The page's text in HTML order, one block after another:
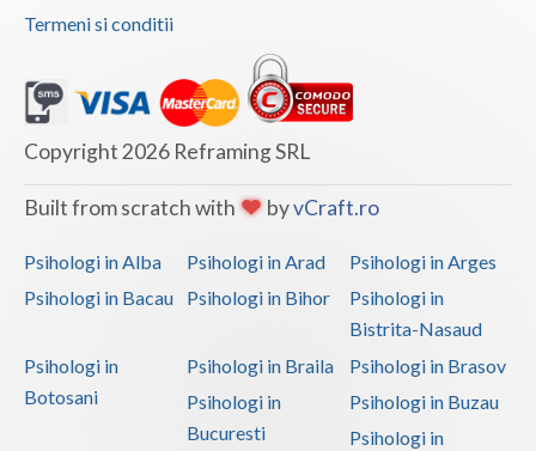
Termeni si conditii
Copyright 2026 Reframing SRL
Built from scratch with byvCraft.ro
Psihologi in Alba Psihologi in Arad
Psihologi in Arges
Psihologi in Bacau
Psihologi in Bihor
Psihologi in
Bistrita-Nasaud
Psihologi in
Botosani
Psihologi in Braila
Psihologi in Brasov
Psihologi in
Bucuresti
Psihologi in Buzau
Psihologi in